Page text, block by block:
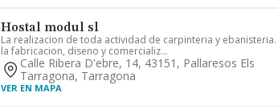
Hostal modul sl
La realizacion de toda actividad de carpinteria y ebanisteria.
la fabricacion, diseno y comercializ...
Calle Ribera D'ebre, 14, 43151, Pallaresos Els
Tarragona, Tarragona
VER EN MAPA